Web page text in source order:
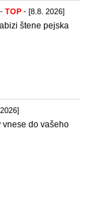
- TOP - [8.8. 2026]
štene pejska
vnese do vašeho